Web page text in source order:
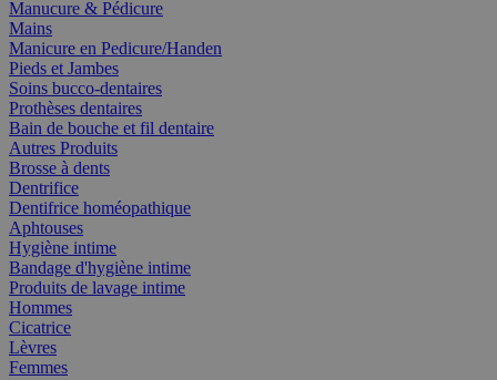
Manucure & Pédicure
Mains
Manicure en Pedicure/Handen
Pieds et Jambes
Soins bucco-dentaires
Prothèses dentaires
Bain de bouche et fil dentaire
Autres Produits
Brosse à dents
Dentrifice
Dentifrice homéopathique
Aphtouses
Hygiène intime
Bandage d'hygiène intime
Produits de lavage intime
Hommes
Cicatrice
Lèvres
Femmes